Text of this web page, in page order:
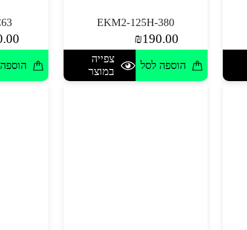
EKM2-125H-380
₪190.00
הוספה לסל
צפייה
במוצר